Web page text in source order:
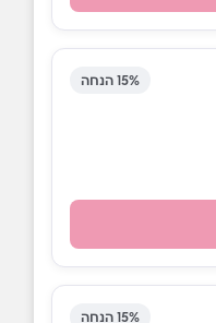
15% הנחה
15% הנחה